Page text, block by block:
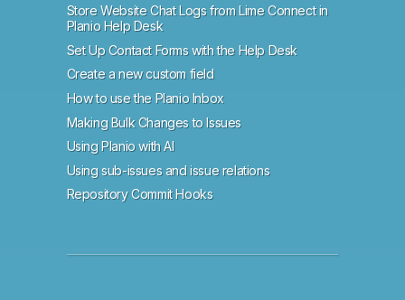
Store Website Chat Logs from Lime Connect in
Planio Help Desk
Set Up Contact Forms with the Help Desk
Create a new custom field
How to use the Planio Inbox
Making Bulk Changes to Issues
Using Planio with AI
Using sub-issues and issue relations
Repository Commit Hooks